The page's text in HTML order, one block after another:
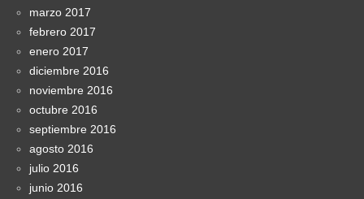
marzo 2017
febrero 2017
enero 2017
diciembre 2016
noviembre 2016
octubre 2016
septiembre 2016
agosto 2016
julio 2016
junio 2016